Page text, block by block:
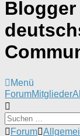
Blogger
Menü
Forum-
Navigation
ForumMitglieder
Forum-
Forum